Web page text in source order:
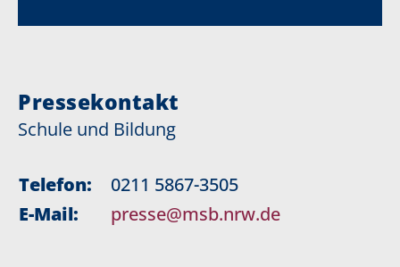
Pressekontakt
Schule und Bildung
Telefon:
0211 5867-3505
E-Mail:
presse@msb.nrw.de